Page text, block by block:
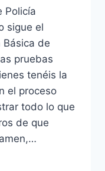
Policía
sigue el
Básica de
pruebas
tenéis la
el proceso
todo lo que
de que